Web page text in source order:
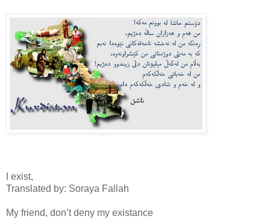
I exist,
Translated by: Soraya Fallah
My friend, don’t deny my existance